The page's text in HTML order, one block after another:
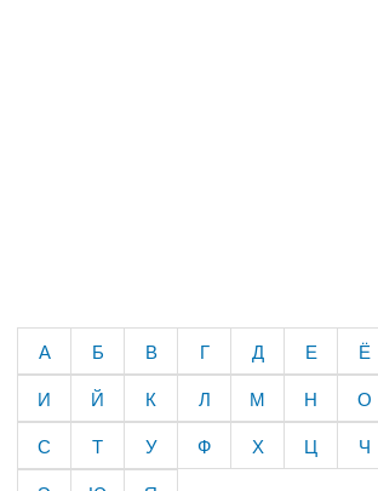
А Б В Г Д Е Ё
И
Й К Л М Н О
С
Т У Ф Х Ц Ч